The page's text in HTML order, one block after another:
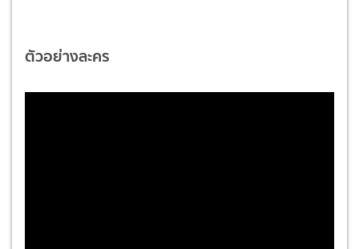
ตัวอย่างละคร